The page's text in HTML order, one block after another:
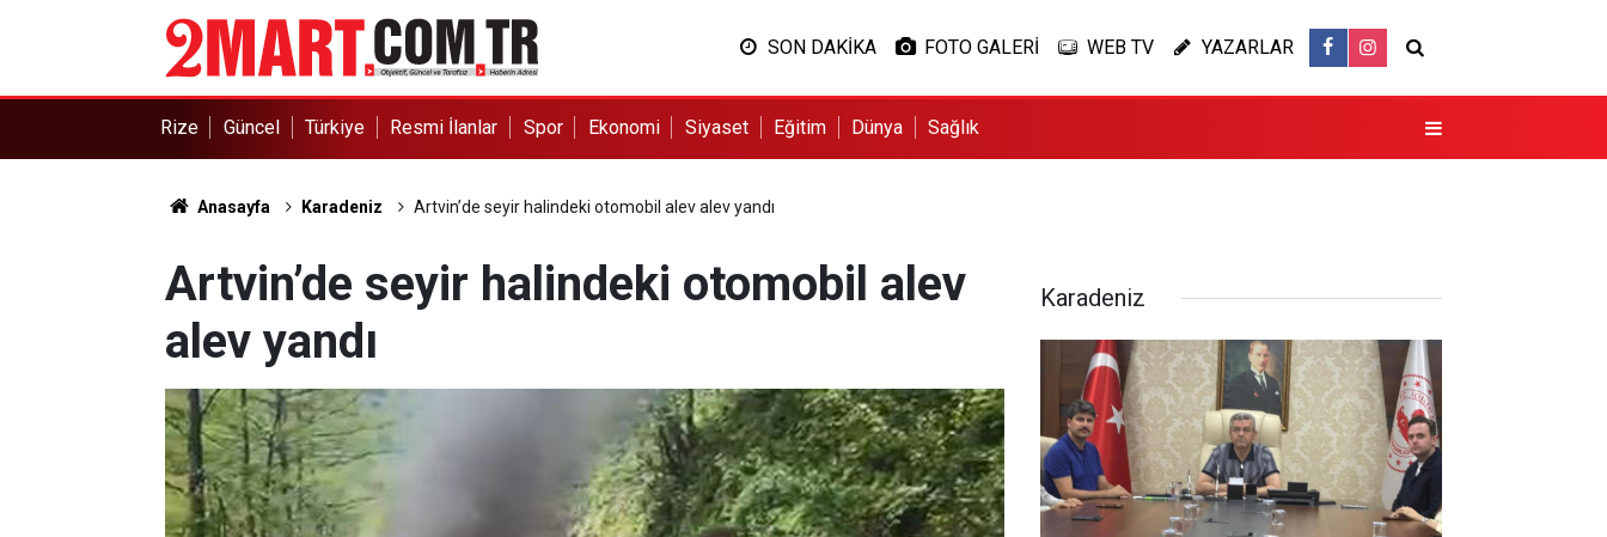
SON DAKİKA FOTO GALERİ WEB TV YAZARLAR
Rize Güncel Türkiye Resmi İlanlar Spor Ekonomi Siyaset Eğitim Dünya Sağlık
Anasayfa Karadeniz Artvin’de seyir halindeki otomobil alev alev yandı
Artvin’de seyir halindeki otomobil alev
alev yandı
Karadeniz